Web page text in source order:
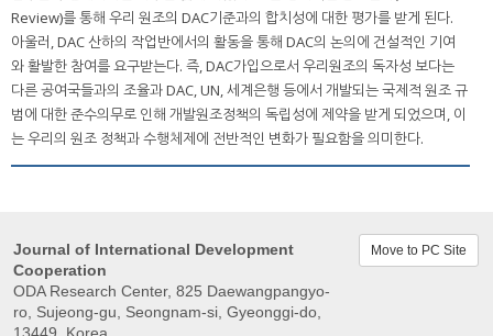
Review)를 통해 우리 원조의 DAC기준과의 합치성에 대한 평가를 받게 된다.
아울러, DAC 산하의 작업반에서의 활동을 통해 DAC의 논의에 건설적인 기여
와 활발한 참여를 요구받는다. 즉, DAC가입으로서 우리원조의 독자성 보다는
다른 공여국들과의 조율과 DAC, UN, 세계은행 등에서 개발되는 국제적 원조 규
범에 대한 준수의무로 인해 개발원조정책의 독립성에 제약을 받게 되었으며, 이
는 우리의 원조 정책과 수행체제에 전반적인 변화가 필요함을 의미한다.
Journal of International Development
Cooperation
ODA Research Center, 825 Daewangpangyo-
ro, Sujeong-gu, Seongnam-si, Gyeonggi-do,
13449, Korea
Move to PC Site